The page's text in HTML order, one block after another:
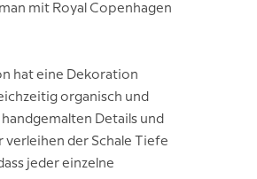
mit Royal Copenhagen
hat eine Dekoration
organisch und
Details und
verleihen der Schale Tiefe
jeder einzelne